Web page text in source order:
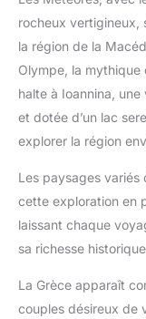
rocheux vertigineux,
la région de la
Olympe, la mythique
halte à Ioannina,
et dotée d’un lac
explorer la région
Les paysages variés
cette exploration en
laissant chaque
sa richesse
La Grèce apparaît
couples désireux de